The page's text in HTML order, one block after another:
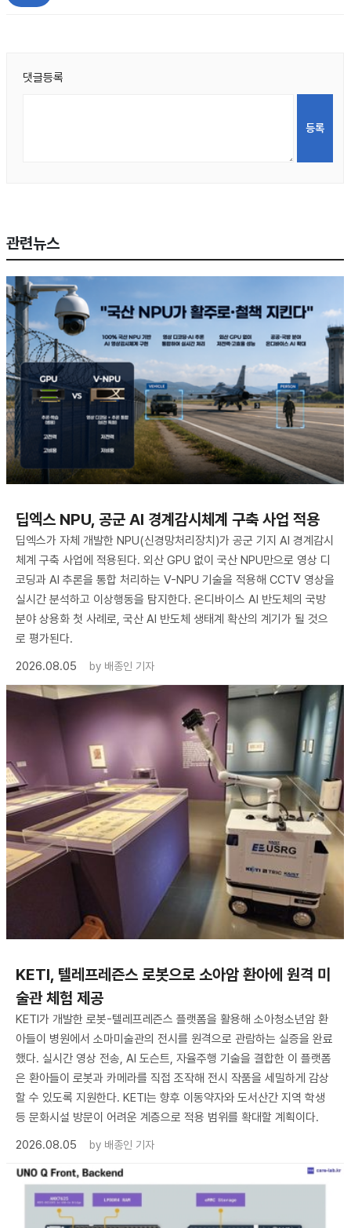
댓글등록
관련뉴스
딥엑스 NPU, 공군 AI 경계감시체계 구축 사업 적용
딥엑스가 자체 개발한 NPU(신경망처리장치)가 공군 기지 AI 경계감시
체계 구축 사업에 적용된다. 외산 GPU 없이 국산 NPU만으로 영상 디
코딩과 AI 추론을 통합 처리하는 V-NPU 기술을 적용해 CCTV 영상을
실시간 분석하고 이상행동을 탐지한다. 온디바이스 AI 반도체의 국방
분야 상용화 첫 사례로, 국산 AI 반도체 생태계 확산의 계기가 될 것으
로 평가된다.
2026.08.05
by 배종인 기자
KETI, 텔레프레즌스 로봇으로 소아암 환아에 원격 미
술관 체험 제공
KETI가 개발한 로봇-텔레프레즌스 플랫폼을 활용해 소아청소년암 환
아들이 병원에서 소마미술관의 전시를 원격으로 관람하는 실증을 완료
했다. 실시간 영상 전송, AI 도슨트, 자율주행 기술을 결합한 이 플랫폼
은 환아들이 로봇과 카메라를 직접 조작해 전시 작품을 세밀하게 감상
할 수 있도록 지원한다. KETI는 향후 이동약자와 도서산간 지역 학생
등 문화시설 방문이 어려운 계층으로 적용 범위를 확대할 계획이다.
2026.08.05
by 배종인 기자